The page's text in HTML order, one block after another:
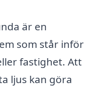
är en
som står inför
fastighet. Att
ljus kan göra